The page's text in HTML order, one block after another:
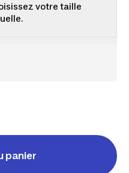
votre taille
panier